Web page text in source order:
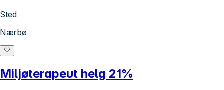
Sted
Nærbø
Miljøterapeut helg 21%